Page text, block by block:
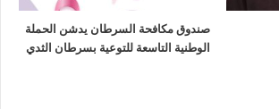
صندوق مكافحة السرطان يدشن الحملة
الوطنية التاسعة للتوعية بسرطان الثدي